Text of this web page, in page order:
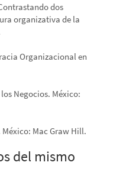
dos
organizativa de la
Organizacional en
Negocios. México:
México: Mac Graw Hill.
del mismo